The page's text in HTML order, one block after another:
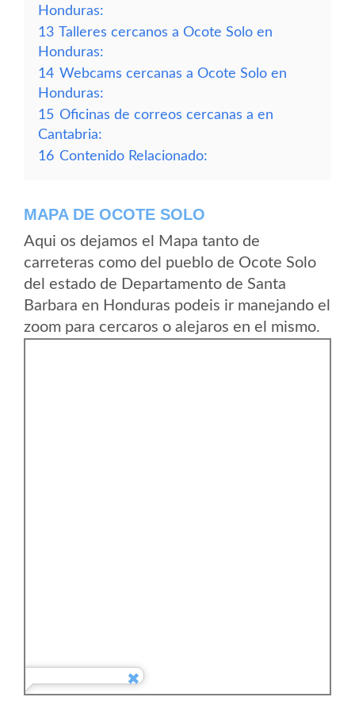
Honduras:
13 Talleres cercanos a Ocote Solo en
Honduras:
14 Webcams cercanas a Ocote Solo en
Honduras:
15 Oficinas de correos cercanas a en
Cantabria:
16 Contenido Relacionado:
MAPA DE OCOTE SOLO
Aqui os dejamos el Mapa tanto de
carreteras como del pueblo de Ocote Solo
del estado de Departamento de Santa
Barbara en Honduras podeis ir manejando el
zoom para cercaros o alejaros en el mismo.